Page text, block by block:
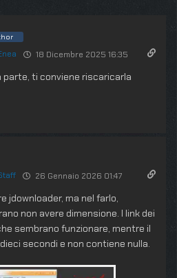
18 Dicembre 2025 16:35
ti conviene riscaricarla
26 Gennaio 2026 01:47
jdownloader, ma nel farlo,
non avere dimensione. I link dei
sembrano funzionare, mentre il
secondi e non contiene nulla.